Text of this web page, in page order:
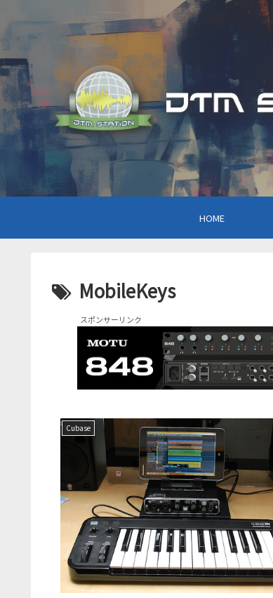
HOME
MobileKeys
スポンサーリンク
Cubase